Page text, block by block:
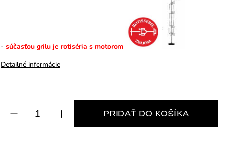
- súčasťou grilu je rotiséria s motorom
Detailné informácie
PRIDAŤ DO KOŠÍKA